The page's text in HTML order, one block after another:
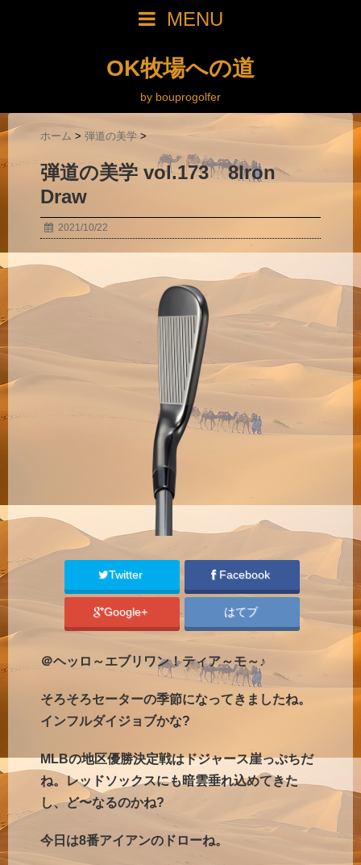
MENU
OK牧場への道
by bouprogolfer
ホーム > 弾道の美学 >
弾道の美学 vol.173 8Iron
Draw
2021/10/22
Twitter Facebook
Google+ はてブ
＠ヘッロ～エブリワン！ティア～モ～♪
そろそろセーターの季節になってきましたね。
インフルダイジョブかな?
MLBの地区優勝決定戦はドジャース崖っぷちだ
ね。レッドソックスにも暗雲垂れ込めてきた
し、ど〜なるのかね?
今日は8番アイアンのドローね。